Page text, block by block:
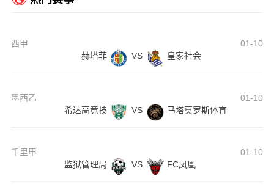
西甲
01-10
赫塔菲
VS 皇家社会
墨西乙
01-10
希达高竟技
VS 马塔莫罗斯体育
千里甲
01-10
监狱管理局
VS FC凤凰